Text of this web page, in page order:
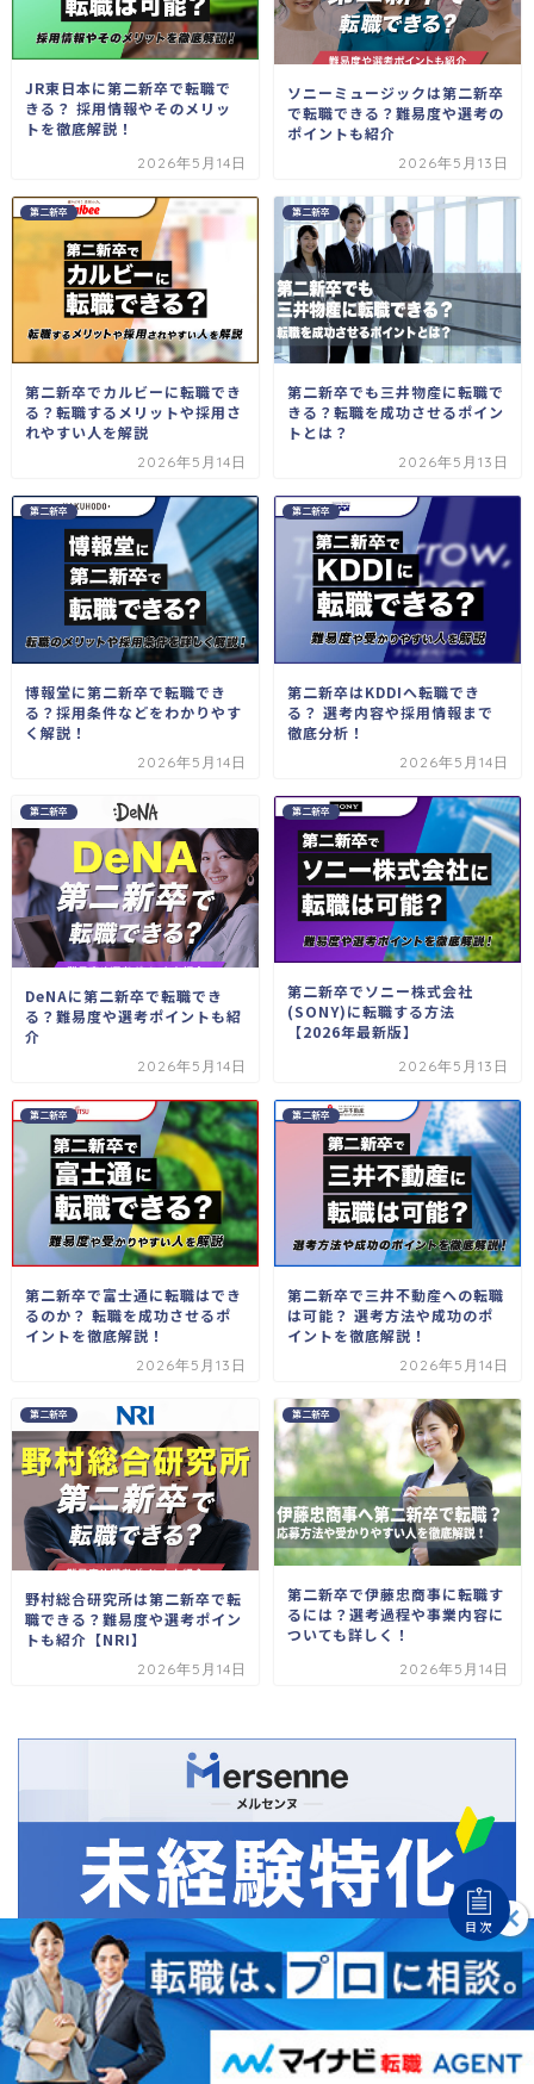
JR東日本に第二新卒で転職で
きる？ 採用情報やそのメリッ
トを徹底解説！
2026年5月14日
ソニーミュージックは第二新卒
で転職できる？難易度や選考の
ポイントも紹介
2026年5月13日
第二新卒
第二新卒でカルビーに転職でき
る？転職するメリットや採用さ
れやすい人を解説
2026年5月14日
第二新卒
第二新卒でも三井物産に転職で
きる？転職を成功させるポイン
トとは？
2026年5月13日
第二新卒
博報堂に第二新卒で転職でき
る？採用条件などをわかりやす
く解説！
2026年5月14日
第二新卒
第二新卒はKDDIへ転職でき
る？ 選考内容や採用情報まで
徹底分析！
2026年5月14日
第二新卒
DeNAに第二新卒で転職でき
る？難易度や選考ポイントも紹
介
2026年5月14日
第二新卒
第二新卒でソニー株式会社
(SONY)に転職する方法
【2026年最新版】
2026年5月13日
第二新卒
第二新卒で富士通に転職はでき
るのか？ 転職を成功させるポ
イントを徹底解説！
2026年5月13日
第二新卒
第二新卒で三井不動産への転職
は可能？ 選考方法や成功のポ
イントを徹底解説！
2026年5月14日
第二新卒
野村総合研究所は第二新卒で転
職できる？難易度や選考ポイン
トも紹介【NRI】
2026年5月14日
第二新卒
第二新卒で伊藤忠商事に転職す
るには？選考過程や事業内容に
ついても詳しく！
2026年5月14日
目次